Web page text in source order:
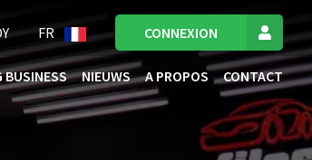
FR CONNEXION
BUSINESS NIEUWS A PROPOS CONTACT